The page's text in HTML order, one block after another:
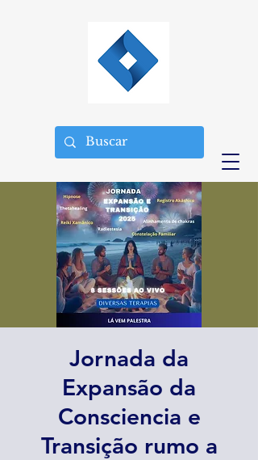
Jornada da
Expansão da
Consciencia e
Transição rumo a